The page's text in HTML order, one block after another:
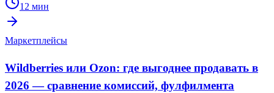
12 мин
Маркетплейсы
Wildberries или Ozon: где выгоднее продавать в
2026 — сравнение комиссий, фулфилмента